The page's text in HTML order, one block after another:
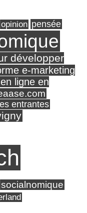
opinion pensée
développer
e-marketing
ligne en
entrantes
socialnomique